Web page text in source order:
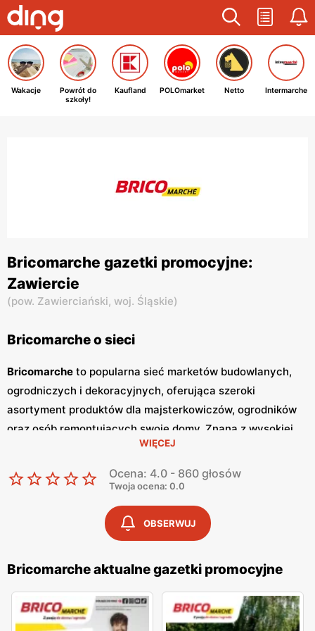
Wakacje
Powrót do
szkoły!
Kaufland POLOmarket Netto Intermarche
Bricomarche gazetki promocyjne:
Zawiercie
(pow. Zawierciański, woj. Śląskie)
Bricomarche o sieci
Bricomarche to popularna sieć marketów budowlanych,
ogrodniczych i dekoracyjnych, oferująca szeroki
asortyment produktów dla majsterkowiczów, ogrodników
oraz osób remontujących swoje domy. Znana z wysokiej
jakości obsługi oraz konkurencyjnych
zdobyła zaufanie klientów, poszukujących
niezawodnych narzędzi i materiałów budowlanych.
regularnie wydajegazetki promocyjne
których prezentowane są najnowsze
promocje
oferty i sezonowe wyprzedaże.Gazetki
planować zakupy. Publikacje te pojawiają się zazwyczaj co
dwa tygodnie, zapewniając stały dostęp do informacji o
najnowszych okazjach. Sklepy
Bricomarche
znajdują się w
dogodnych lokalizacjach na terenie całej Polski, co ułatwia
WIĘCEJ
Ocena: 4.0 - 860 głosów
Twoja ocena: 0.0
OBSERWUJ
Bricomarche aktualne gazetki promocyjne